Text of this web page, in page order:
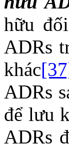
hữu
ADRs
khác
ADRs
để lưu
ADRs